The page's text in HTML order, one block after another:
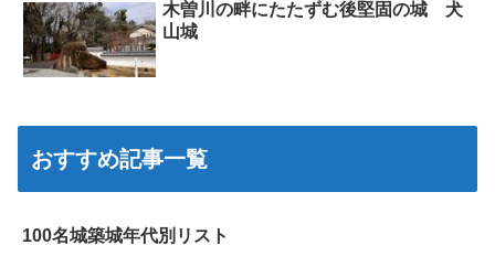
木曽川の畔にたたずむ後堅固の城 犬
山城
おすすめ記事一覧
100名城築城年代別リスト